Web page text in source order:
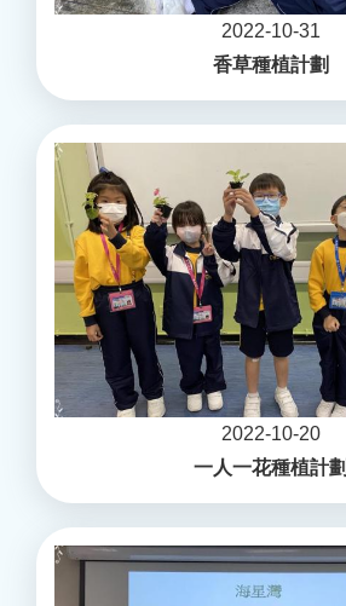
2022-10-31
香草種植計劃
2022-10-20
一人一花種植計劃